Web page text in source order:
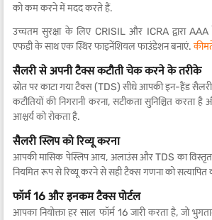
को कम करने में मदद करते हैं.
उच्चतम सुरक्षा के लिए CRISIL और ICRA द्वारा
एफडी के साथ एक स्थिर फाइनेंशियल फाउंडेशन बनाएं.
सैलरी से अपनी टैक्स कटौती चेक करने के तरीके
स्रोत पर काटा गया टैक्स (TDS) सीधे आपकी इन-हैंड सैलरी
कटौतियों की निगरानी करना, सटीकता सुनिश्चित करता
आश्चर्य को रोकता है.
सैलरी स्लिप को रिव्यू करना
आपकी मासिक पेस्लिप आय, अलाउंस और TDS का विस्तृत
नियमित रूप से रिव्यू करने से सही टैक्स गणना को
फॉर्म 16 और इनकम टैक्स पोर्टल
आपका नियोक्ता हर साल फॉर्म 16 जारी करता है, जो